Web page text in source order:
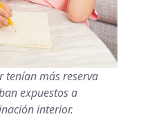
tenían más reserva
expuestos a
interior.